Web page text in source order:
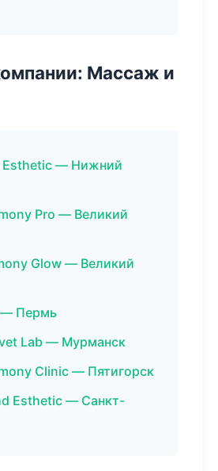
Массаж и
Esthetic — Нижний
Pro — Великий
Glow — Великий
— Пермь
Lab — Мурманск
Clinic — Пятигорск
Esthetic — Санкт-